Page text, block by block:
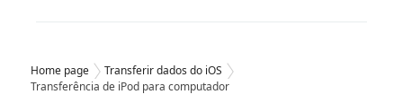
Home page
Transferir dados do iOS
Transferência de iPod para computador